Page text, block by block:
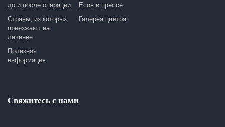
до и после операции
Страны, из которых
приезжают на
лечение
Полезная
информация
Есон в прессе
Галерея центра
Свяжитесь с нами